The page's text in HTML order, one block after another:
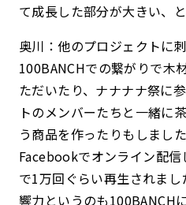
て成長した部分が大きい、
奥川：他のプロジェクトに
100BANCHでの繋がりで木
ただいたり、ナナナナ祭に
トのメンバーたちと一緒に
う商品を作ったりもしまし
Facebookでオンライン配
で1万回ぐらい再生されま
響力というのも100BANCH